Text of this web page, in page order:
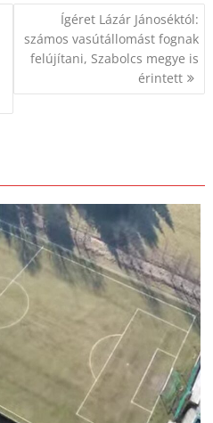
Ígéret Lázár Jánoséktól:
számos vasútállomást fognak
felújítani, Szabolcs megye is
érintett